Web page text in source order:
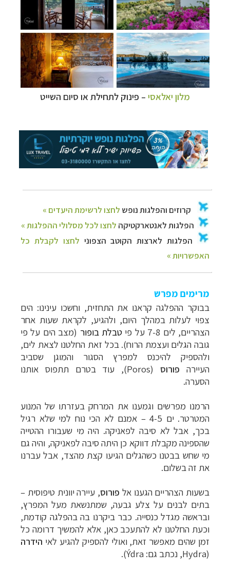
מלון יאלאסי – פינוק לתחילת או סיום השייט
מרימים מפרש
בבוקר ההפלגה קראנו את התחזית, וחשכו עינינו: הים
צפוי לעלות במהלך היום, ולהגיע, לקראת שעות אחר
הצהריים, לים 7-8 על פי
טבלת בופור (מצב הים על פי
גובה הגלים ועצמת הרוח). בכל זאת החלטנו לצאת לים,
ולהספיק להיכנס למפרץ הסגור והמוגן שסביב
העיירה פורוס (
Poros), עוד בטרם תתפוס אותנו
הסערה.
הרמנו מפרשים וגמענו את המרחק בעזרתו של המנוע
המטרטר. ים 4-5 – אמנם לא הכי נוח למי שלא רגיל
בכך, אבל לא סיבה לפאניקה. היה מי שעבורו ההטייה
שהספינה מקבלת דווקא כן היתה סיבה לפאניקה, והיה גם
מי שחש בבטנו כשהגלים הגיעו קצת מהצד, אבל עברנו
את זה בשלום.
בשעות הצהריים הגענו אל פורוס, עיירה יוונית טיפוסית –
בתים לבנים על צלע גבעה, שמתנשאת מעל המפרץ,
ובראשה מגדל כנסייה. כבר ביקרנו בה בהפלגה קודמת,
וכעת החלטנו לא להתעכב כאן, אלא להמשיך דרומה כל
זמן שהים מאפשר זאת, ואולי להספיק להגיע לאי הידרה
(
Hydra, נכתב גם: Ýdra
).